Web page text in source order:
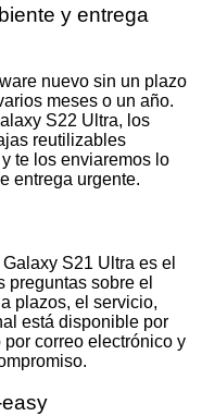
y entrega
nuevo sin un plazo
meses o un año.
S22 Ultra, los
reutilizables
te los enviaremos lo
entrega urgente.
S21 Ultra es el
preguntas sobre el
plazos, el servicio,
está disponible por
correo electrónico y